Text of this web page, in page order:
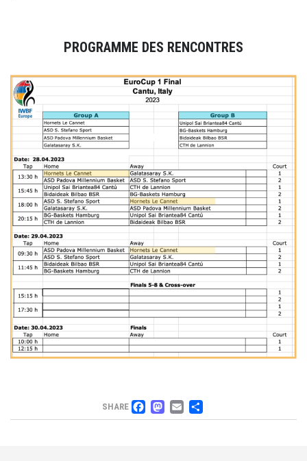
PROGRAMME DES RENCONTRES
SHARE FACEBOOK
MASTODON
EMAIL
PARTAGER